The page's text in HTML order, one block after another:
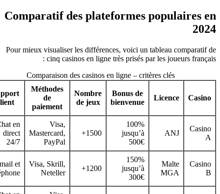
Comparatif des plateformes populaires
Pour mieux visualiser les différences, voici un tableau
cinq casinos en ligne très prisés par les joueurs
Comparaison des casinos en ligne – critères clés
Licence
Bonus de
bienvenue
Nombre
de jeux
Méthodes
paiement
Support
client
ANJ
100%
jusqu’à
500€
1500+
Visa,
Mastercard,
PayPal
Chat en
direct
Malte
MGA
150%
jusqu’à
300€
1200+
Visa, Skrill,
Neteller
Email et
téléphone